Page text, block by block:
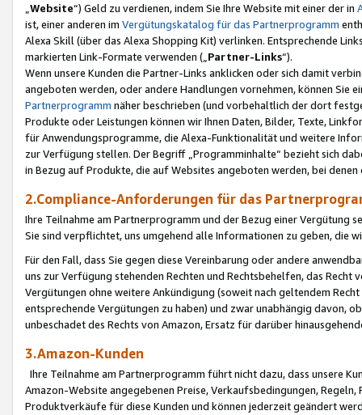
Website“) Geld zu verdienen, indem Sie Ihre Website mit einer der in
ist, einer anderen im Vergütungskatalog für das Partnerprogramm
Alexa Skill (über das Alexa Shopping Kit) verlinken. Entsprechende
markierten Link-Formate verwenden („ Partner-Links“).
Wenn unsere Kunden die Partner-Links anklicken oder sich damit
angeboten werden, oder andere Handlungen vornehmen, können Sie
Partnerprogramm näher beschrieben (und vorbehaltlich der dort
Produkte oder Leistungen können wir Ihnen Daten, Bilder, Texte,
für Anwendungsprogramme, die Alexa-Funktionalität und weitere
zur Verfügung stellen. Der Begriff „Programminhalte“ bezieht sich
in Bezug auf Produkte, die auf Websites angeboten werden, bei
2.Compliance-Anforderungen für das
Ihre Teilnahme am Partnerprogramm und der Bezug einer Vergütung
Sie sind verpflichtet, uns umgehend alle Informationen zu geben, die
Für den Fall, dass Sie gegen diese Vereinbarung oder andere
uns zur Verfügung stehenden Rechten und Rechtsbehelfen, das
Vergütungen ohne weitere Ankündigung (soweit nach geltendem
entsprechende Vergütungen zu haben) und zwar unabhängig davon,
unbeschadet des Rechts von Amazon, Ersatz für darüber
3.Amazon-Kunden
Ihre Teilnahme am Partnerprogramm führt nicht dazu, dass unsere
Amazon-Website angegebenen Preise, Verkaufsbedingungen,
Produktverkäufe für diese Kunden und können jederzeit geändert